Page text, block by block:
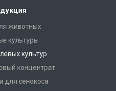
животных
культуры
культур
концентрат
для сенокоса